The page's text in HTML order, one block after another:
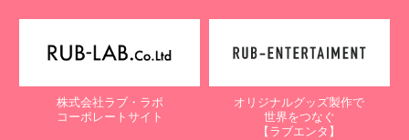
株式会社ラブ・ラボ
コーポレートサイト
オリジナルグッズ製作で
世界をつなぐ
【ラブエンタ】